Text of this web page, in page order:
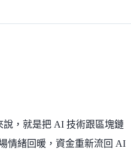
說，就是把 AI 技術跟區塊鏈
情緒回暖，資金重新流回 AI